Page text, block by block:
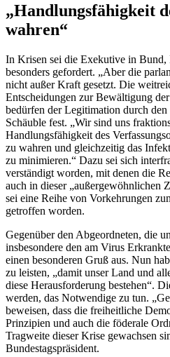
„Handlungsfähigkeit
wahren“
In Krisen sei die Exekutive in Bund,
besonders gefordert. „Aber die
nicht außer Kraft gesetzt. Die
Entscheidungen zur Bewältigung
bedürfen der Legitimation durch
Schäuble fest. „Wir sind uns
Handlungsfähigkeit des
zu wahren und gleichzeitig das
zu minimieren.“ Dazu sei sich
verständigt worden, mit denen die
auch in dieser „außergewöhnlichen
sei eine Reihe von Vorkehrungen
getroffen worden.
Gegenüber den Abgeordneten, die
insbesondere den am Virus
einen besonderen Gruß aus. Nun
zu leisten, „damit unser Land und
diese Herausforderung bestehen“.
werden, das Notwendige zu tun.
beweisen, dass die freiheitliche
Prinzipien und auch die föderale
Tragweite dieser Krise gewachsen
Bundestagspräsident.